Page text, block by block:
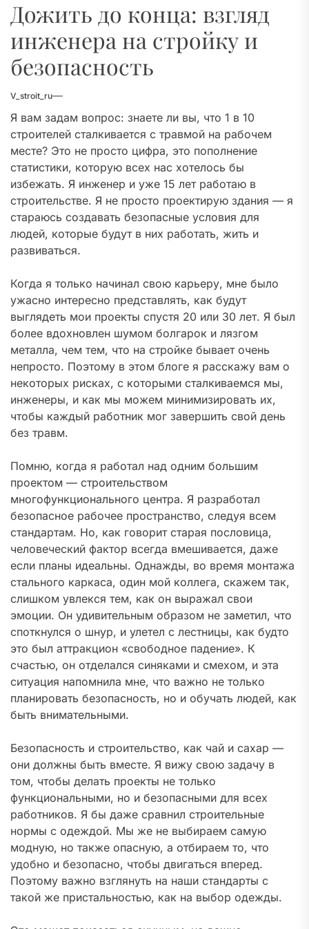
Дожить до конца: взгляд
инженера на стройку и
безопасность
V_stroit_ru
Я вам задам вопрос: знаете ли вы, что 1 в 10
строителей сталкивается с травмой на рабочем
месте? Это не просто цифра, это пополнение
статистики, которую всех нас хотелось бы
избежать. Я инженер и уже 15 лет работаю в
строительстве. Я не просто проектирую здания — я
стараюсь создавать безопасные условия для
людей, которые будут в них работать, жить и
развиваться.
Когда я только начинал свою карьеру, мне было
ужасно интересно представлять, как будут
выглядеть мои проекты спустя 20 или 30 лет. Я был
более вдохновлен шумом болгарок и лязгом
металла, чем тем, что на стройке бывает очень
непросто. Поэтому в этом блоге я расскажу вам о
некоторых рисках, с которыми сталкиваемся мы,
инженеры, и как мы можем минимизировать их,
чтобы каждый работник мог завершить свой день
без травм.
Помню, когда я работал над одним большим
проектом — строительством
многофункционального центра. Я разработал
безопасное рабочее пространство, следуя всем
стандартам. Но, как говорит старая пословица,
человеческий фактор всегда вмешивается, даже
если планы идеальны. Однажды, во время монтажа
стального каркаса, один мой коллега, скажем так,
слишком увлекся тем, как он выражал свои
эмоции. Он удивительным образом не заметил, что
споткнулся о шнур, и улетел с лестницы, как будто
это был аттракцион «свободное падение». К
счастью, он отделался синяками и смехом, и эта
ситуация напомнила мне, что важно не только
планировать безопасность, но и обучать людей, как
быть внимательными.
Безопасность и строительство, как чай и сахар —
они должны быть вместе. Я вижу свою задачу в
том, чтобы делать проекты не только
функциональными, но и безопасными для всех
работников. Я бы даже сравнил строительные
нормы с одеждой. Мы же не выбираем самую
модную, но также опасную, а отбираем то, что
удобно и безопасно, чтобы двигаться вперед.
Поэтому важно взглянуть на наши стандарты с
такой же пристальностью, как на выбор одежды.